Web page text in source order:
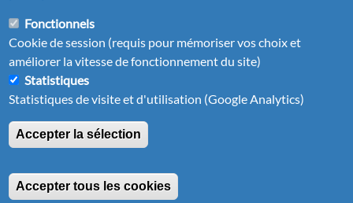
Fonctionnels
Cookie de session (requis pour mémoriser vos choix et
améliorer la vitesse de fonctionnement du site)
Statistiques
Statistiques de visite et d'utilisation (Google Analytics)
Accepter la sélection
Accepter tous les cookies
Plan du site
Nous contacter
Tous droits réservés
Site web réalisé en Martinique